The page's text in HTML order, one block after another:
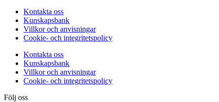
Kontakta oss
Kunskapsbank
Villkor och anvisningar
Cookie- och integritetspolicy
Kontakta oss
Kunskapsbank
Villkor och anvisningar
Cookie- och integritetspolicy
Följ oss